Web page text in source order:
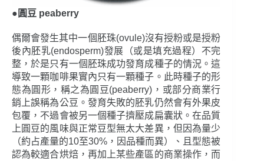
●圓豆 peaberry
偶爾會發生其中一個胚珠(ovule)沒有授粉或是授粉
後內胚乳(endosperm)發展（或是填充過程）不完
整，於是只有一個胚珠成功發育成種子的情況。這
導致一顆咖啡果實內只有一顆種子。此時種子的形
態為圓形，稱之為圓豆(peaberry)，或部分商業行
銷上誤稱為公豆。發育失敗的胚乳仍然會有外果皮
包覆，不過會被另一個種子擠壓成扁囊狀。在品質
上圓豆的風味與正常豆型無太大差異，但因為量少
（約占產量的10至30%，因品種而異）、且型態被
認為較適合烘焙，再加上某些產區的商業操作，而